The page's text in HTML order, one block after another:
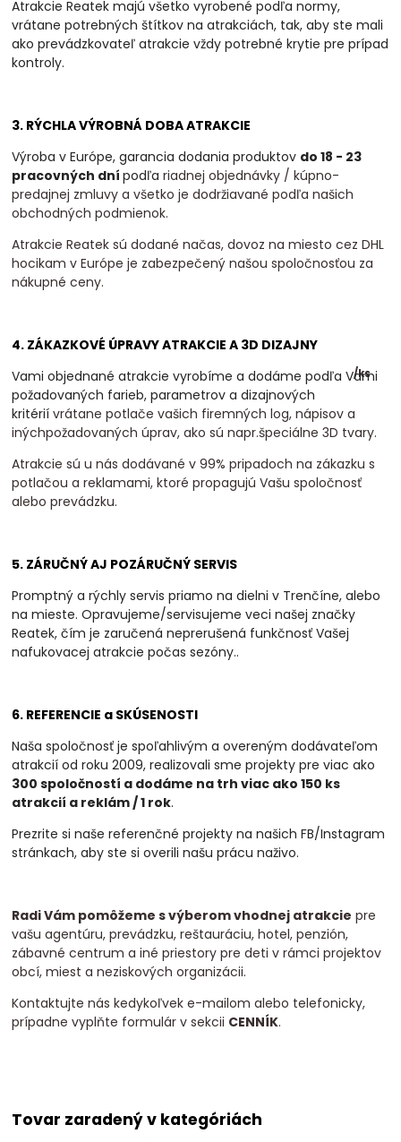
/ks
Atrakcie Reatek majú všetko vyrobené podľa normy,
vrátane potrebných štítkov na atrakciách, tak, aby ste mali
ako prevádzkovateľ atrakcie vždy potrebné krytie pre prípad
kontroly.
3. RÝCHLA VÝROBNÁ DOBA ATRAKCIE
Výroba v Európe, garancia dodania produktov do 18 - 23
pracovných dnípodľariadnej objednávky / kúpno-
predajnej zmluvy a všetko je dodržiavané podľa našich
obchodných podmienok.
Atrakcie Reatek sú dodané načas, dovoz na miesto cez DHL
hocikam v Európe je zabezpečený našou spoločnosťou za
nákupné ceny.
4. ZÁKAZKOVÉ ÚPRAVY ATRAKCIE A 3D DIZAJNY
Vami objednané atrakcie vyrobíme a dodáme podľa Vami
požadovaných farieb, parametrov a dizajnových
kritérií vrátane potlače vašich firemných log, nápisov a
inýchpožadovaných úprav, ako sú napr.špeciálne 3D tvary.
Atrakcie sú u nás dodávané v 99% pripadoch na zákazku s
potlačou a reklamami, ktoré propagujú Vašu spoločnosť
alebo prevádzku.
5. ZÁRUČNÝ AJ POZÁRUČNÝ SERVIS
Promptný a rýchly servis priamo na dielni v Trenčíne, alebo
na mieste. Opravujeme/servisujeme veci našej značky
Reatek, čím je zaručená neprerušená funkčnosť Vašej
nafukovacej atrakcie počas sezóny..
6. REFERENCIE a SKÚSENOSTI
Naša spoločnosť je spoľahlivým a overeným dodávateľom
atrakcií od roku 2009, realizovalisme projekty pre viac ako
300 spoločností a dodáme na trh viac ako 150 ks
atrakcií a reklám / 1 rok.
Prezrite si naše referenčné projekty na našich FB/Instagram
stránkach, aby ste si overili našu prácu naživo.
Radi Vám pomôžeme s výberom vhodnej atrakcie pre
vašu agentúru, prevádzku, reštauráciu, hotel, penzión,
zábavné centrum a iné priestory pre deti v rámci projektov
obcí, miest a neziskových organizácii.
Kontaktujte nás kedykoľvek e-mailom alebo telefonicky,
prípadne vyplňte formulár v sekcii CENNÍK.
Tovar zaradený v kategóriách